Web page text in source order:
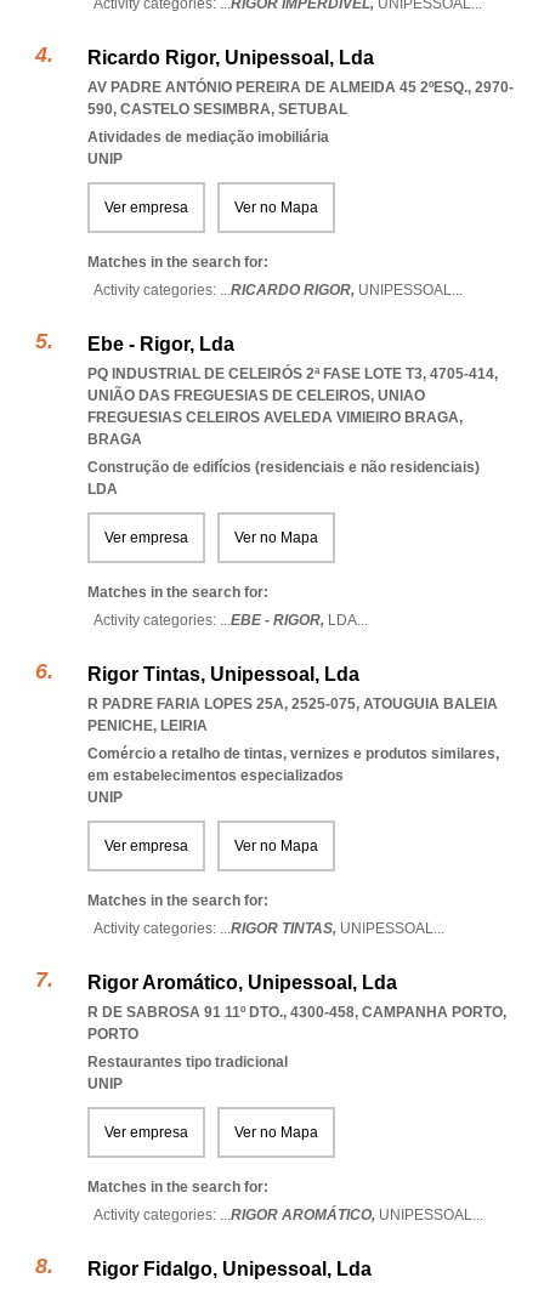
Activity categories: ...RIGOR IMPERDÍVEL, UNIPESSOAL...
Ricardo Rigor, Unipessoal, Lda
AV PADRE ANTÓNIO PEREIRA DE ALMEIDA 45 2ºESQ., 2970-
590, CASTELO SESIMBRA, SETUBAL
Atividades de mediação imobiliária
UNIP
Ver empresa Ver no Mapa
Matches in the search for:
Activity categories: ...RICARDO RIGOR, UNIPESSOAL...
Ebe - Rigor, Lda
PQ INDUSTRIAL DE CELEIRÓS 2ª FASE LOTE T3, 4705-414,
UNIÃO DAS FREGUESIAS DE CELEIROS, UNIAO
FREGUESIAS CELEIROS AVELEDA VIMIEIRO BRAGA,
BRAGA
Construção de edifícios (residenciais e não residenciais)
LDA
Ver empresa Ver no Mapa
Matches in the search for:
Activity categories: ...EBE - RIGOR, LDA...
Rigor Tintas, Unipessoal, Lda
R PADRE FARIA LOPES 25A, 2525-075, ATOUGUIA BALEIA
PENICHE, LEIRIA
Comércio a retalho de tintas, vernizes e produtos similares,
em estabelecimentos especializados
UNIP
Ver empresa Ver no Mapa
Matches in the search for:
Activity categories: ...RIGOR TINTAS, UNIPESSOAL...
Rigor Aromático, Unipessoal, Lda
R DE SABROSA 91 11º DTO., 4300-458, CAMPANHA PORTO,
PORTO
Restaurantes tipo tradicional
UNIP
Ver empresa Ver no Mapa
Matches in the search for:
Activity categories: ...RIGOR AROMÁTICO, UNIPESSOAL...
Rigor Fidalgo, Unipessoal, Lda